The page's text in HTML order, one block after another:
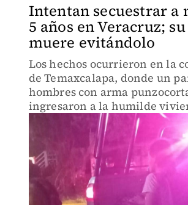
Intentan secuestrar a
5 años en Veracruz;
muere evitándolo
Los hechos ocurrieron en la
de Temaxcalapa, donde un
hombres con arma
ingresaron a la humilde
sustraer pertenencias y